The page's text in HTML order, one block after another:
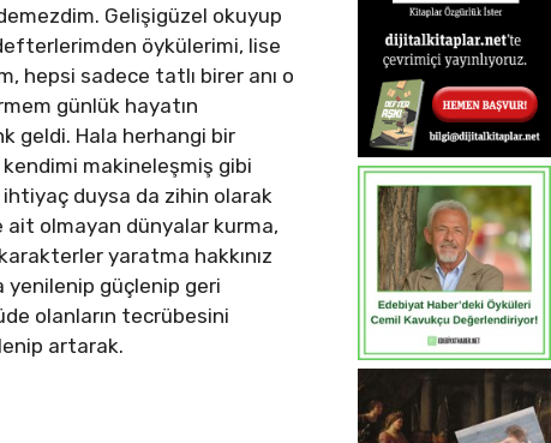
Gelişigüzel okuyup
öykülerimi, lise
hepsi sadece tatlı birer anı o
günlük hayatın
geldi. Hala herhangi bir
makineleşmiş gibi
duysa da zihin olarak
olmayan dünyalar kurma,
yaratma hakkınız
yenilenip güçlenip geri
olanların tecrübesini
artarak.